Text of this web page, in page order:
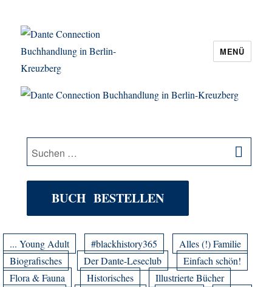
Dante Connection Buchhandlung in
MENÜ
Suche
nach:
BUCH BESTELLEN
... Young Adult #blackhistory365
Alles (!) Familie
Biografisches
Der Dante-Leseclub
Einfach schön!
Flora & Fauna
Historisches
Illustrierte Bücher